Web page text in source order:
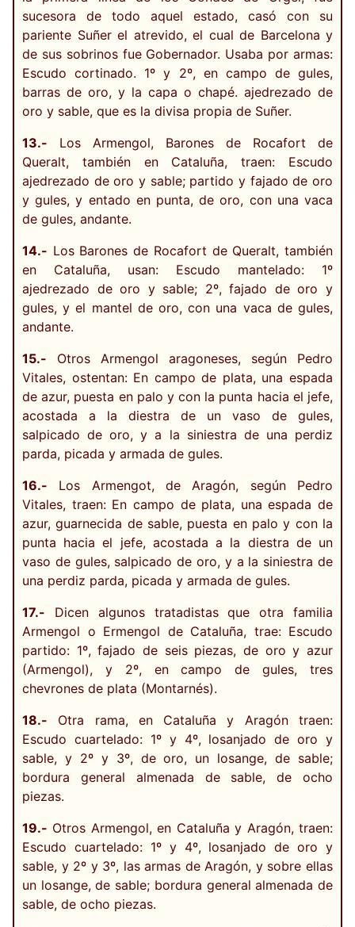
sucesora de todo aquel estado, casó con su
pariente Suñer el atrevido, el cual de Barcelona y
de sus sobrinos fue Gobernador. Usaba por armas:
Escudo cortinado. 1º y 2º, en campo de gules,
barras de oro, y la capa o chapé. ajedrezado de
oro y sable, que es la divisa propia de Suñer.
13.- Los Armengol, Barones de Rocafort de
Queralt, también en Cataluña, traen: Escudo
ajedrezado de oro y sable; partido y fajado de oro
y gules, y entado en punta, de oro, con una vaca
de gules, andante.
14.- Los Barones de Rocafort de Queralt, también
en Cataluña, usan: Escudo mantelado: 1º
ajedrezado de oro y sable; 2º, fajado de oro y
gules, y el mantel de oro, con una vaca de gules,
andante.
15.- Otros Armengol aragoneses, según Pedro
Vitales, ostentan: En campo de plata, una espada
de azur, puesta en palo y con la punta hacia el jefe,
acostada a la diestra de un vaso de gules,
salpicado de oro, y a la siniestra de una perdiz
parda, picada y armada de gules.
16.- Los Armengot, de Aragón, según Pedro
Vitales, traen: En campo de plata, una espada de
azur, guarnecida de sable, puesta en palo y con la
punta hacia el jefe, acostada a la diestra de un
vaso de gules, salpicado de oro, y a la siniestra de
una perdiz parda, picada y armada de gules.
17.- Dicen algunos tratadistas que otra familia
Armengol o Ermengol de Cataluña, trae: Escudo
partido: 1º, fajado de seis piezas, de oro y azur
(Armengol), y 2º, en campo de gules, tres
chevrones de plata (Montarnés).
18.- Otra rama, en Cataluña y Aragón traen:
Escudo cuartelado: 1º y 4º, losanjado de oro y
sable, y 2º y 3º, de oro, un losange, de sable;
bordura general almenada de sable, de ocho
piezas.
19.- Otros Armengol, en Cataluña y Aragón, traen:
Escudo cuartelado: 1º y 4º, losanjado de oro y
sable, y 2º y 3º, las armas de Aragón, y sobre ellas
un losange, de sable; bordura general almenada de
sable, de ocho piezas.